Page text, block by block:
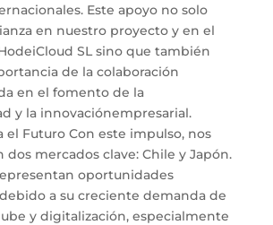
Este apoyo no solo
en nuestro proyecto y en el
SL sino que también
de la colaboración
en el fomento de la
y la innovaciónempresarial.
el Futuro Con este impulso, nos
dos mercados clave: Chile y Japón.
oportunidades
a su creciente demanda de
y digitalización, especialmente